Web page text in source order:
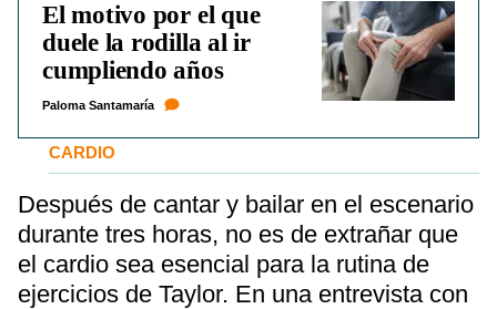
El motivo por el que
duele la rodilla al ir
cumpliendo años
Paloma Santamaría
CARDIO
Después de cantar y bailar en el escenario
durante tres horas, no es de extrañar que
el cardio sea esencial para la rutina de
ejercicios de Taylor. En una entrevista con